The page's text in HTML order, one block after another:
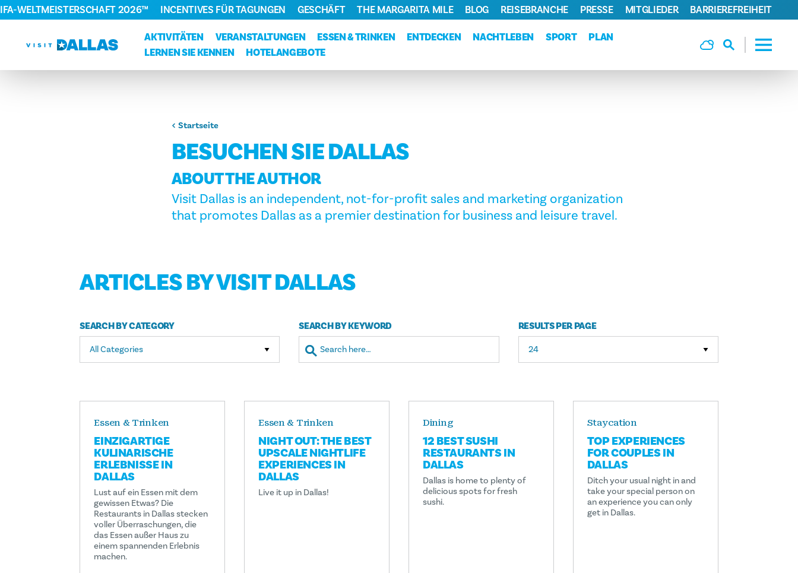
Zum Inhalt springen
AKTIVITÄTEN VERANSTALTUNGEN ESSEN & TRINKEN ENTDECKEN NACHTLEBEN SPORT
PLAN
LERNEN SIE KENNEN
HOTELANGEBOTE
WELTMEISTERSCHAFT 2026™ INCENTIVES FÜR TAGUNGEN GESCHÄFT THE MARGARITA MILE BLOG REISEBRANCHE PRESSE MITGLIEDER BARRIEREFREIHEIT
Startseite
BESUCHEN SIE DALLAS
ABOUT THE AUTHOR
Visit Dallas is an independent, not-for-profit sales and marketing organization
that promotes Dallas as a premier destination for business and leisure travel.
ARTICLES BY VISIT DALLAS
SEARCH BY CATEGORY
All Categories
SEARCH BY KEYWORD RESULTS PER PAGE
Essen & Trinken
EINZIGARTIGE
KULINARISCHE
ERLEBNISSE IN
DALLAS
Lust auf ein Essen mit dem
gewissen Etwas? Die
Restaurants in Dallas stecken
voller Überraschungen, die
das Essen außer Haus zu
einem spannenden Erlebnis
machen.
Essen & Trinken
NIGHT OUT: THE BEST
UPSCALE NIGHTLIFE
EXPERIENCES IN
DALLAS
Live it up in Dallas!
Dining
12 BEST SUSHI
RESTAURANTS IN
DALLAS
Dallas is home to plenty of
delicious spots for fresh
sushi.
Staycation
TOP EXPERIENCES
FOR COUPLES IN
DALLAS
Ditch your usual night in and
take your special person on
an experience you can only
get in Dallas.